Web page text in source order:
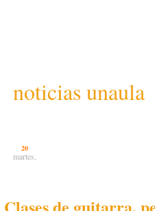
noticias unaula
20
martes,